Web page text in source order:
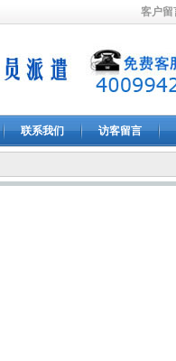
客户留
联系我们 访客留言